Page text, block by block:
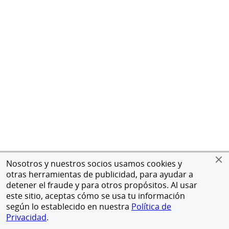
Nosotros y nuestros socios usamos cookies y
otras herramientas de publicidad, para ayudar a
detener el fraude y para otros propósitos. Al usar
este sitio, aceptas cómo se usa tu información
según lo establecido en nuestra Política de
Privacidad.